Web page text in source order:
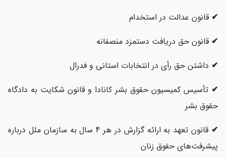
✔ قانون عدالت در استخدام
✔ قانون حق دریافت دستمزد منصفانه
✔ داشتن حق رأی در انتخابات استانی و فدرال
✔ تأسیس کمیسیون حقوق بشر کانادا و قانون شکایت به دادگاه
حقوق بشر
✔
قانون تعهد به ارائه گزارش در هر 4 سال به سازمان ملل درباره
پیشرفت‌های حقوق زنان